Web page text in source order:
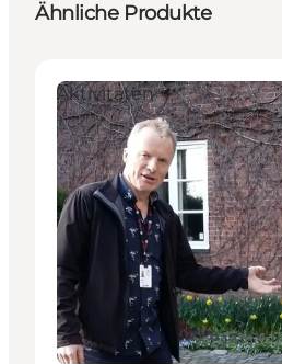
Ähnliche Produkte
Aktivitäten